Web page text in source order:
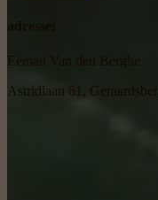
Astridlaan 61,